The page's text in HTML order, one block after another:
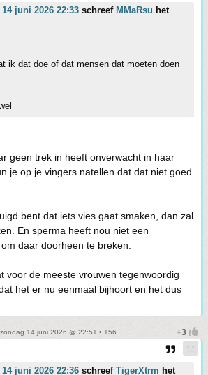
juni 2026 22:33 schreef MMaRsu het
ik dat doe of dat mensen dat moeten doen
geen trek in heeft onverwacht in haar
je op je vingers natellen dat dat niet goed
bent dat iets vies gaat smaken, dan zal
En sperma heeft nou niet een
daar doorheen te breken.
voor de meeste vrouwen tegenwoordig
het er nu eenmaal bijhoort en het dus
zondag 14 juni 2026 @ 22:51 • 156
juni 2026 22:36 schreef TigerXtrm het